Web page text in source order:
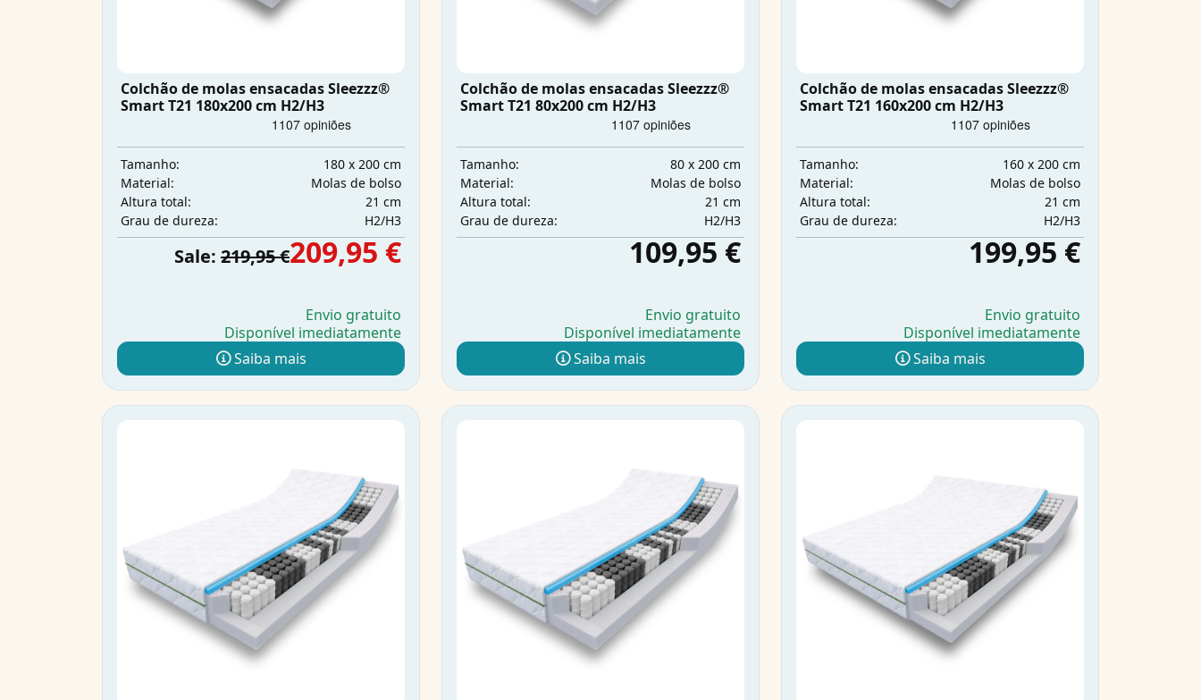
Colchão de molas ensacadas Sleezzz®
Smart T21 180x200 cm H2/H3
Tamanho:
180 x 200 cm
Material:
Molas de bolso
Altura total:
21 cm
Grau de dureza:
H2/H3
Sale: 219,95 €209,95 €
Envio gratuito
Disponível imediatamente
Saiba mais
Colchão de molas ensacadas Sleezzz®
Smart T21 80x200 cm H2/H3
Tamanho:
80 x 200 cm
Material:
Molas de bolso
Altura total:
21 cm
Grau de dureza:
H2/H3
109,95 €
Envio gratuito
Disponível imediatamente
Saiba mais
Colchão de molas ensacadas Sleezzz®
Smart T21 160x200 cm H2/H3
Tamanho:
160 x 200 cm
Material:
Molas de bolso
Altura total:
21 cm
Grau de dureza:
H2/H3
199,95 €
Envio gratuito
Disponível imediatamente
Saiba mais